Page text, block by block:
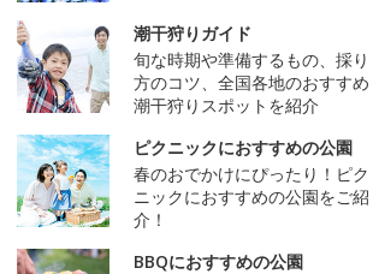
潮干狩りガイド
旬な時期や準備するもの、採り
方のコツ、全国各地のおすすめ
潮干狩りスポットを紹介
ピクニックにおすすめの公園
春のおでかけにぴったり！ピク
ニックにおすすめの公園をご紹
介！
BBQにおすすめの公園